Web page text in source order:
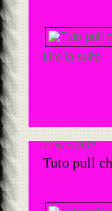
Lire la suite
13 mars 2017
Tuto pull